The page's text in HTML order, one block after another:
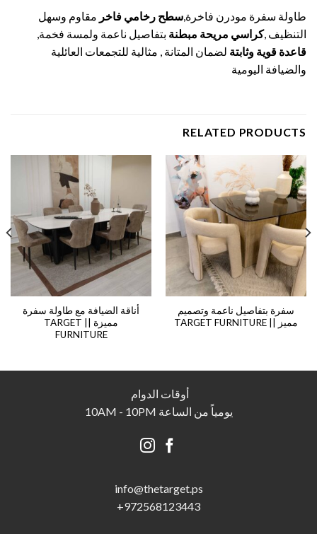
طاولة سفرة مودرن فاخرة,سطح رخامي فاخر مقاوم وسهل
التنظيف ,كراسي مريحة مبطنة بتفاصيل ناعمة ولمسة فخمة,
قاعدة قوية وثابتة لضمان المتانة , مثالية للتجمعات العائلية
والضيافة اليومية
RELATED PRODUCTS
سفرة بتفاصيل ناعمة وتصميم
مميز || TARGET FURNITURE
أناقة الضيافة مع طاولة سفرة
مميزة || TARGET
FURNITURE
أوقات الدوام
يومياً من الساعة 10AM - 10PM
info@thetarget.ps
972568123443
+